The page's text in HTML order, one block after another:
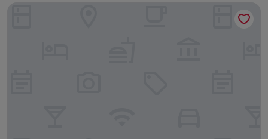
Bewertungen)